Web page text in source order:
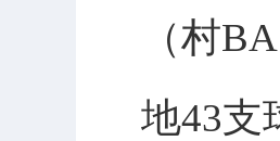
（村
地43支